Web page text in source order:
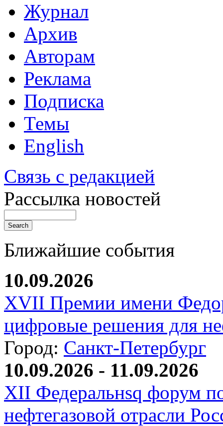
Журнал
Архив
Авторам
Реклама
Подписка
Темы
English
Связь с редакцией
Рассылка новостей
Ближайшие события
10.09.2026
XVII Премии имени
цифровые решения для
Город: Санкт-Петербург
10.09.2026 - 11.09.2026
XII Федеральнsq форум
нефтегазовой отрасли